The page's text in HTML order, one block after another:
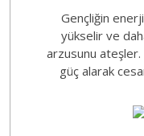
Gençliğin
yükselir ve
arzusunu ateşler.
güç alarak